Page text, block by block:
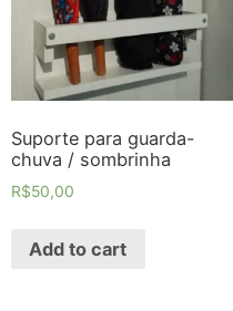
Suporte para guarda-
chuva / sombrinha
R$50,00
Add to cart